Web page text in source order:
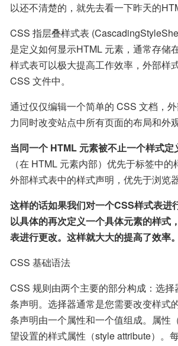
以还不清楚的，就先去看一下昨天的
CSS 指层叠样式表
是定义如何显示HTML 元素，通常存储
样式表可以极大提高工作效率，外部样
CSS 文件中。
通过仅仅编辑一个简单的 CSS 文档，
力同时改变站点中所有页面的布局和外观
当同一个 HTML 元素被不止一个样式定
（在 HTML 元素内部）优先于标签中
外部样式表中的样式声明，优先于浏览
这样的话如果我们对一个CSS样式表进
以具体的再次定义一个具体元素的样式
表进行更改。这样就大大的提高了效率。
CSS 基础语法
CSS 规则由两个主要的部分构成：选择
条声明。选择器通常是您需要改变样式
条声明由一个属性和一个值组成。属性
望设置的样式属性（style attribute）。